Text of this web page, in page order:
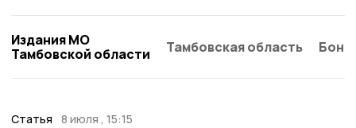
Издания МО
Тамбовской области
Тамбовская область
Статья 8 июля , 15:15